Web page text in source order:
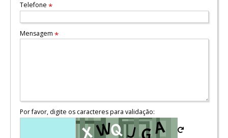
Telefone *
Mensagem *
Por favor, digite os caracteres para validação: